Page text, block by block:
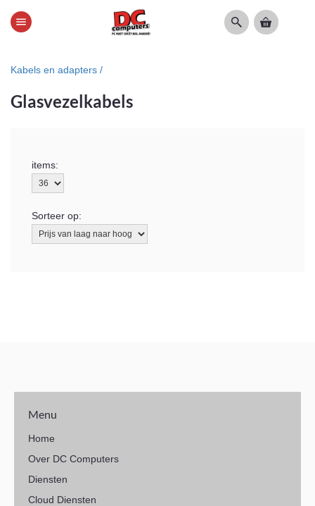
menu
Kabels en adapters /
Glasvezelkabels
items:
Sorteer op:
Menu
Home
Over DC Computers
Diensten
Cloud Diensten